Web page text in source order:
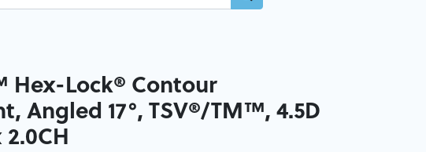
Hex-Lock® Contour
Angled 17°, TSV®/TM™, 4.5D
2.0CH